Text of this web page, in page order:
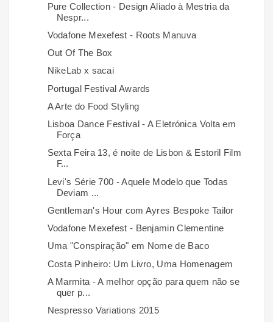
Pure Collection - Design Aliado à Mestria da
Nespr...
Vodafone Mexefest - Roots Manuva
Out Of The Box
NikeLab x sacai
Portugal Festival Awards
A Arte do Food Styling
Lisboa Dance Festival - A Eletrónica Volta em
Força
Sexta Feira 13, é noite de Lisbon & Estoril Film
F...
Levi's Série 700 - Aquele Modelo que Todas
Deviam ...
Gentleman's Hour com Ayres Bespoke Tailor
Vodafone Mexefest - Benjamin Clementine
Uma "Conspiração" em Nome de Baco
Costa Pinheiro: Um Livro, Uma Homenagem
A Marmita - A melhor opção para quem não se
quer p...
Nespresso Variations 2015